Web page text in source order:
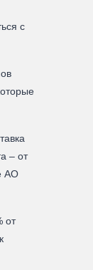
с
– от
АО
от